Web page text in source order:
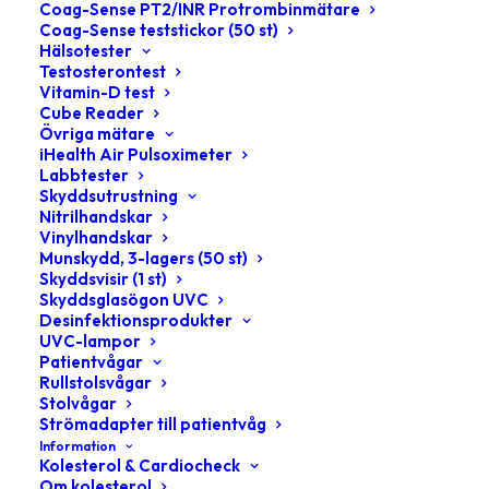
Coag-Sense PT2/INR Protrombinmätare
Coag-Sense teststickor (50 st)
Hälsotester
Testosterontest
Vitamin-D test
Cube Reader
Övriga mätare
iHealth Air Pulsoximeter
Labbtester
Skyddsutrustning
Nitrilhandskar
Vinylhandskar
Munskydd, 3-lagers (50 st)
Skyddsvisir (1 st)
Skyddsglasögon UVC
Desinfektionsprodukter
UVC-lampor
Patientvågar
Rullstolsvågar
Stolvågar
Strömadapter till patientvåg
Information
Kolesterol & Cardiocheck
Visar alla 6 resultat